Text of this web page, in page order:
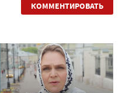
КОММЕНТИРОВАТЬ